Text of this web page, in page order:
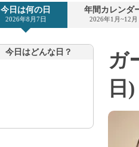
今日は何の日
2026年8月7日
年間カレンダ
2026年1月~12月
ガ
日)
今日はどんな日？